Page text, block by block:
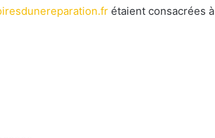
étaient consacrées à